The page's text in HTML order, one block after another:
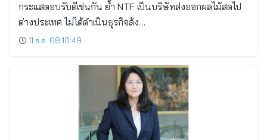
กระแสตอบรับดีเช่นกัน ย้ำ NTF เป็นบริษัทส่งออกผลไม้สดไป
ต่างประเทศ ไม่ได้ดำเนินธุรกิจล้ง…
11 ธ.ค. 68 10:49